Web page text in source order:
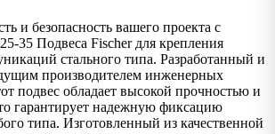
и безопасность вашего проекта с
35 Подвеса Fischer для крепления
стального типа. Разработанный и
производителем инженерных
подвес обладает высокой прочностью и
гарантирует надежную фиксацию
типа. Изготовленный из качественной